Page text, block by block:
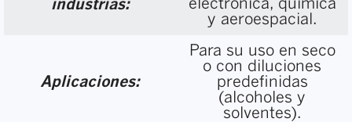
industrias:
electrónica, química
y aeroespacial.
Aplicaciones:
Para su uso en seco
o con diluciones
predefinidas
(alcoholes y
solventes).